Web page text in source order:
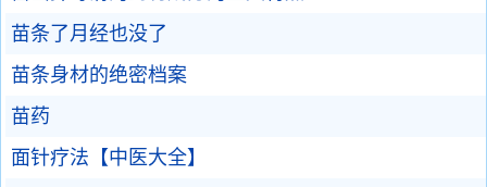
苗条了月经也没了
苗条身材的绝密档案
苗药
面针疗法【中医大全】